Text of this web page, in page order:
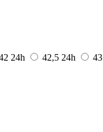
24h 42,5 24h
43